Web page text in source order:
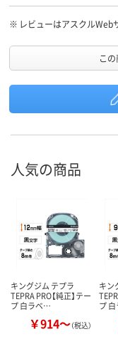
た。今回マットタイプ
ろ、これがベストだなと
テープ。表面にジェッ
筆で書けるの便利です
みにフリクションでも
※ レビューはアスクルWeb
こ
人気の商品
キングジム テプラ
TEPRA PRO【純正】テー
プ 白ラベ…
￥914～（税込）
キン
プ